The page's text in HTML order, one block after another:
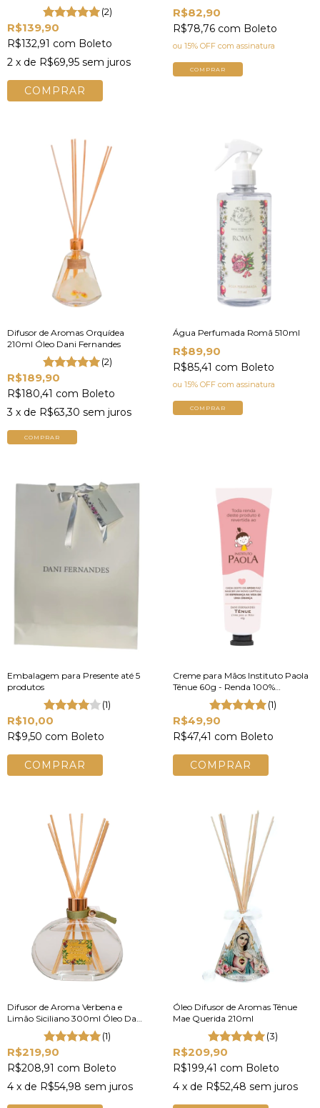
(2)
R$139,90
R$132,91 com Boleto
2 x de R$69,95 sem juros
R$82,90
R$78,76 com Boleto
ou 15% OFF com assinatura
COMPRAR
Difusor de Aromas Orquídea
210ml Óleo Dani Fernandes
(2)
R$189,90
R$180,41 com Boleto
3 x de R$63,30 sem juros
COMPRAR
Água Perfumada Romã 510ml
R$89,90
R$85,41 com Boleto
ou 15% OFF com assinatura
COMPRAR
Embalagem para Presente até 5
produtos
(1)
R$10,00
R$9,50 com Boleto
Creme para Mãos Instituto Paola
Tênue 60g - Renda 100%
Revertida em Doações
(1)
R$49,90
R$47,41 com Boleto
Difusor de Aroma Verbena e
Limão Siciliano 300ml Óleo Dani
Fernandes
(1)
R$219,90
R$208,91 com Boleto
4 x de R$54,98 sem juros
Óleo Difusor de Aromas Tênue
Mae Querida 210ml
(3)
R$209,90
R$199,41 com Boleto
4 x de R$52,48 sem juros